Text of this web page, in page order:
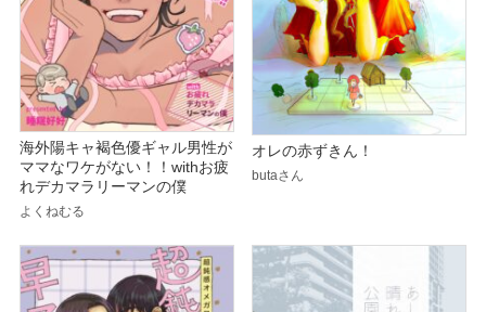
海外陽キャ褐色優ギャル男性が
ママなワケがない！！withお疲
れデカマラリーマンの僕
よくねむる
オレの赤ずきん！
butaさん